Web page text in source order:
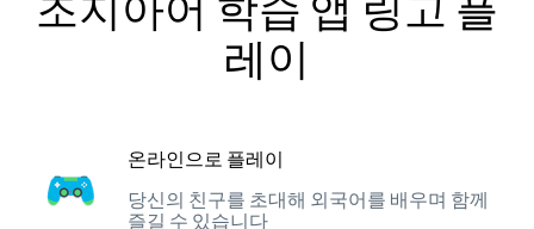
레이
온라인으로 플레이
당신의 친구를 초대해 외국어를 배우며 함께
즐길 수 있습니다